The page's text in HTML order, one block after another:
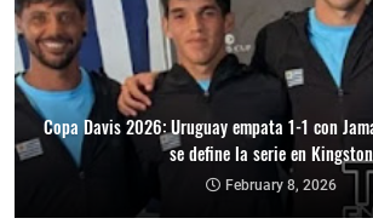
Copa Davis 2026: Uruguay empata 1-1 con
se define la serie en Kingston
February 8, 2026